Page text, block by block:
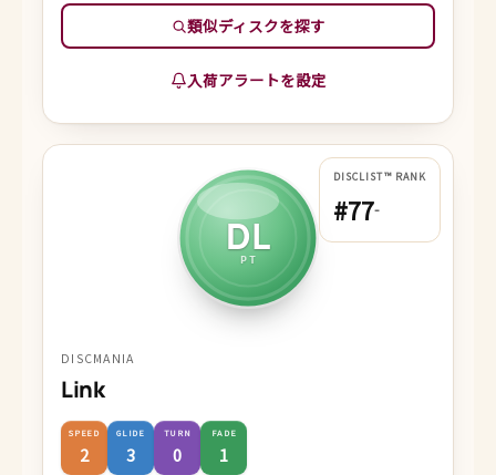
類似ディスクを探す
入荷アラートを設定
DL
PT
DISCLIST™ RANK
#77-
DISCMANIA
Link
SPEED
2
GLIDE
3
TURN
0
FADE
1